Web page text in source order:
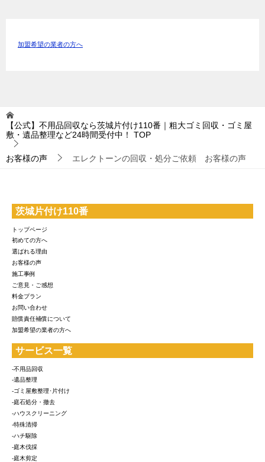
加盟希望の業者の方へ
【公式】不用品回収なら茨城片付け110番｜粗大ゴミ回収・ゴミ屋
敷・遺品整理など24時間受付中！
TOP
お客様の声 エレクトーンの回収・処分ご依頼 お客様の声
茨城片付け110番
トップページ
初めての方へ
選ばれる理由
お客様の声
施工事例
ご意見・ご感想
料金プラン
お問い合わせ
賠償責任補償について
加盟希望の業者の方へ
サービス一覧
-不用品回収
-遺品整理
-ゴミ屋敷整理･片付け
-庭石処分・撤去
-ハウスクリーニング
-特殊清掃
-ハチ駆除
-庭木伐採
-庭木剪定